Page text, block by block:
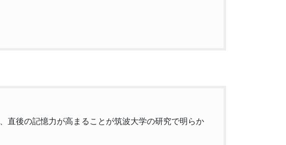
直後の記憶力が高まることが筑波大学の研究で明らか